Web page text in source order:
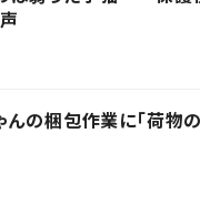
の梱包作業に「荷物